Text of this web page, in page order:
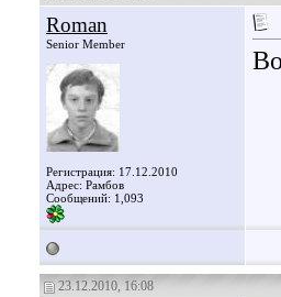
Roman
Senior Member
Регистрация: 17.12.2010
Адрес: Рамбов
Сообщений: 1,093
23.12.2010, 16:08